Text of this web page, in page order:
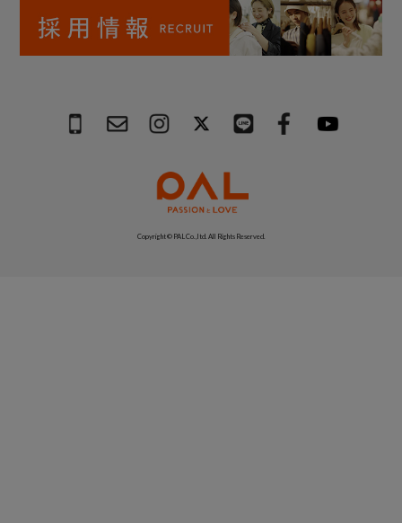
Copyright © PAL Co.,ltd. All Rights Reserved.